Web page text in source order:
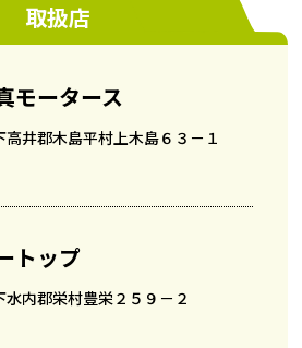
取扱店
ータース
井郡木島平村上木島６３－１
トップ
内郡栄村豊栄２５９－２